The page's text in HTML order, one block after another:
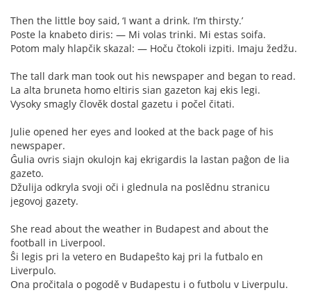
Then the little boy said, ‘I want a drink. I’m thirsty.’
Poste la knabeto diris: — Mi volas trinki. Mi estas soifa.
Potom maly hlapčik skazal: — Hoču čtokoli izpiti. Imaju žedžu.
The tall dark man took out his newspaper and began to read.
La alta bruneta homo eltiris sian gazeton kaj ekis legi.
Vysoky smagly člověk dostal gazetu i počel čitati.
Julie opened her eyes and looked at the back page of his
newspaper.
Ĝulia ovris siajn okulojn kaj ekrigardis la lastan paĝon de lia
gazeto.
Džulija odkryla svoji oči i glednula na poslědnu stranicu
jegovoj gazety.
She read about the weather in Budapest and about the
football in Liverpool.
Ŝi legis pri la vetero en Budapeŝto kaj pri la futbalo en
Liverpulo.
Ona pročitala o pogodě v Budapestu i o futbolu v Liverpulu.